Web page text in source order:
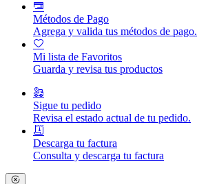
Métodos de Pago
Agrega y valida tus métodos de pago.
Mi lista de Favoritos
Guarda y revisa tus productos
Sigue tu pedido
Revisa el estado actual de tu pedido.
Descarga tu factura
Consulta y descarga tu factura